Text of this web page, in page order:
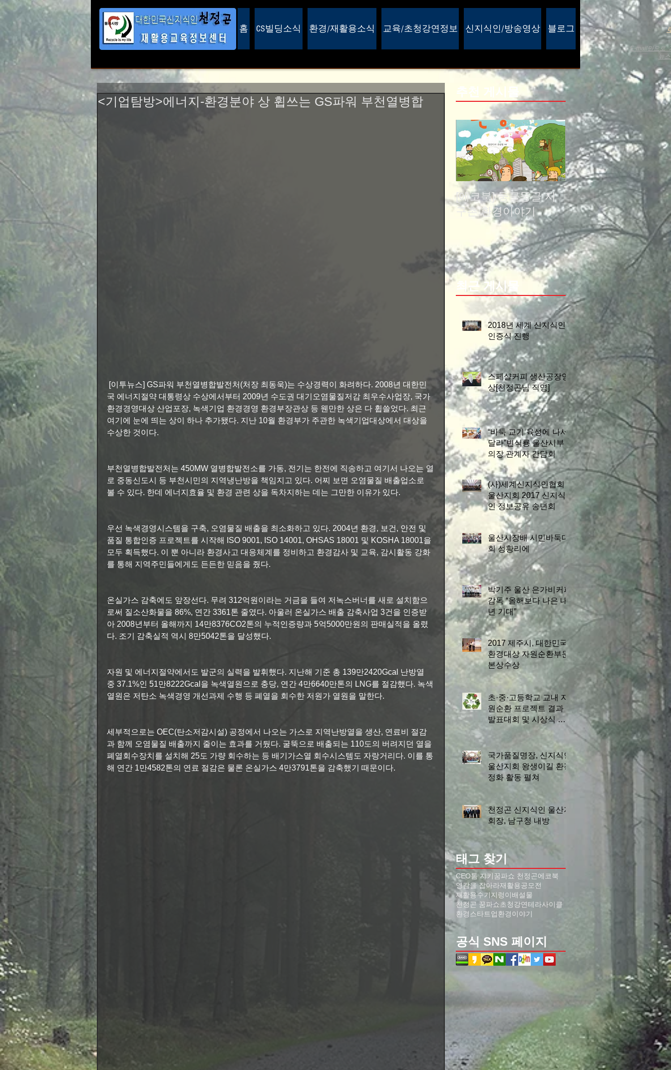
홈 CS빌딩소식 환경/재활용소식 교육/초청강연정보 신지식인/방송영상 블로그
E-mail만으로
뉴
<기업탐방>에너지-환경분야 상 휩쓰는 GS파워 부천열병합
국 에너지절약 대통령상 수상에서부터 2009년 수도권 대기오염물질저감 최우수사업장, 국가
환경경영대상 산업포장, 녹색기업 환경경영 환경부장관상 등 웬만한 상은 다 휩쓸었다. 최근
여기에 눈에 띄는 상이 하나 추가됐다. 지난 10월 환경부가 주관한 녹색기업대상에서 대상을
수상한 것이다.
부천열병합발전처는 450MW 열병합발전소를 가동, 전기는 한전에 직송하고 여기서 나오는 열
로 중동신도시 등 부천시민의 지역냉난방을 책임지고 있다. 어찌 보면 오염물질 배출업소로
볼 수 있다. 한데 에너지효율 및 환경 관련 상을 독차지하는 데는 그만한 이유가 있다.
우선 녹색경영시스템을 구축, 오염물질 배출을 최소화하고 있다. 2004년 환경, 보건, 안전 및
품질 통합인증 프로젝트를 시작해 ISO 9001, ISO 14001, OHSAS 18001 및 KOSHA 18001을
모두 획득했다. 이 뿐 아니라 환경사고 대응체계를 정비하고 환경감사 및 교육, 감시활동 강화
를 통해 지역주민들에게도 든든한 믿음을 줬다.
온실가스 감축에도 앞장선다. 무려 312억원이라는 거금을 들여 저녹스버너를 새로 설치함으
로써 질소산화물을 86%, 연간 3361톤 줄였다. 아울러 온실가스 배출 감축사업 3건을 인증받
아 2008년부터 올해까지 14만8376CO2톤의 누적인증량과 5억5000만원의 판매실적을 올렸
다. 조기 감축실적 역시 8만5042톤을 달성했다.
자원 및 에너지절약에서도 발군의 실력을 발휘했다. 지난해 기준 총 139만2420Gcal 난방열
중 37.1%인 51만8222Gcal을 녹색열원으로 충당, 연간 4만6640만톤의 LNG를 절감했다. 녹색
열원은 저탄소 녹색경영 개선과제 수행 등 폐열을 회수한 저원가 열원을 말한다.
세부적으로는 OEC(탄소저감시설) 공정에서 나오는 가스로 지역난방열을 생산, 연료비 절감
과 함께 오염물질 배출까지 줄이는 효과를 거뒀다. 굴뚝으로 배출되는 110도의 버려지던 열을
폐열회수장치를 설치해 25도 가량 회수하는 등 배기가스열 회수시스템도 자랑거리다. 이를 통
해 연간 1만4582톤의 연료 절감은 물론 온실가스 4만3791톤을 감축했기 때문이다.
추천 게시물
[에코북] 둥글둥글 지
구촌 환경이야기
최근 게시물
2018년 세계 신지식인
인증식 진행
스페샬커피 생산공장영
상[천정곤님 직영]
“바둑 교기 육성에 나서
달라”변식룡 울산시부
의장 관계자 간담회
(사)세계신지식인협회
울산지회 2017 신지식
인 정보공유 송년회
울산시장배 시민바둑대
회 성황리에
박기주 울산 은가비커피
감독 “올해보다 나은 내
년 기대”
2017 제주시, 대한민국
환경대상 자원순환부문
본상수상
초·중·고등학교 교내 자
원순환 프로젝트 결과
발표대회 및 시상식 개
최
국가품질명장, 신지식인
울산지회 왕생이길 환경
정화 활동 펼쳐
천정곤 신지식인 울산지
회장, 남구청 내방
태그 찾기
CEO톰 쟈키꿈파쇼 천정곤에코북
영감을 잡아라재활용공모전
재활용수기지렁이배설물
천정곤 꿈파쇼초청강연테라사이클
환경스타트업환경이야기
공식 SNS 페이지